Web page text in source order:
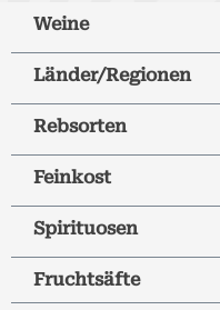
Weine
Länder/Regionen
Rebsorten
Feinkost
Spirituosen
Fruchtsäfte